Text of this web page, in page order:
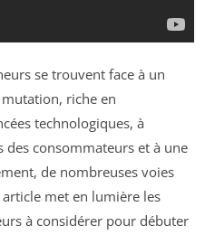
se trouvent face à un
riche en
technologiques, à
des consommateurs et à une
de nombreuses voies
met en lumière les
à considérer pour débuter